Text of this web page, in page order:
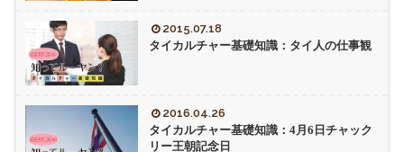
2015.07.18
タイカルチャー基礎知識：タイ人の仕事観
2016.04.26
タイカルチャー基礎知識：4月6日チャック
リー王朝記念日